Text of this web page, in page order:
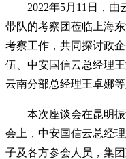
2022年5月11日，
带队的考察团莅临上海
考察工作，共同探讨政
伍、中安国信云总经理
云南分部总经理王卓娜
本次座谈会在昆明
会上，中安国信云总经
子及各方参会人员，集